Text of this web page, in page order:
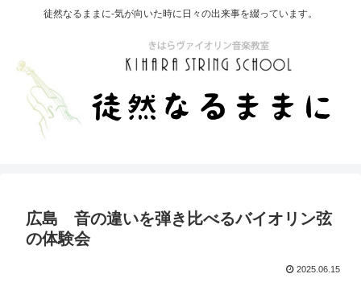
徒然なるままに-気が向いた時に日々の出来事を綴っています。
広島 音の違いを弾き比べるバイオリン弦
の体験会
2025.06.15